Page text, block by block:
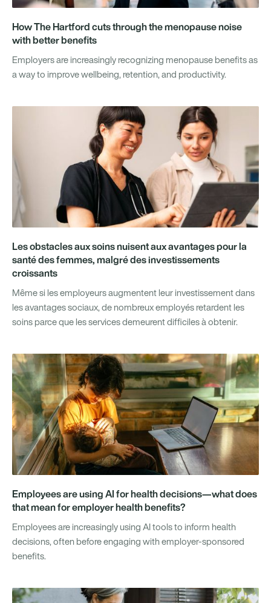
How The Hartford cuts through the menopause noise
with better benefits
Employers are increasingly recognizing menopause benefits as
a way to improve wellbeing, retention, and productivity.
Les obstacles aux soins nuisent aux avantages pour la
santé des femmes, malgré des investissements
croissants
Même si les employeurs augmentent leur investissement dans
les avantages sociaux, de nombreux employés retardent les
soins parce que les services demeurent difficiles à obtenir.
Employees are using AI for health decisions—what does
that mean for employer health benefits?
Employees are increasingly using AI tools to inform health
decisions, often before engaging with employer-sponsored
benefits.